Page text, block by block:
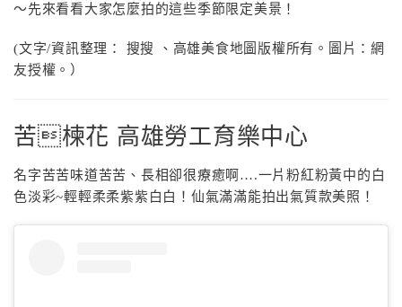
～先來看看大家怎麼拍的這些季節限定美景！
(文字/資訊整理： 搜搜
、高雄美食地圖版權所有。圖片：網
友授權。）
苦楝花 高雄勞工育樂中心
名字苦苦味道苦苦、長相卻很療癒啊….一片粉紅粉黃中的白
色淡彩~輕輕柔柔紫紫白白！仙氣滿滿能拍出氣質款美照！